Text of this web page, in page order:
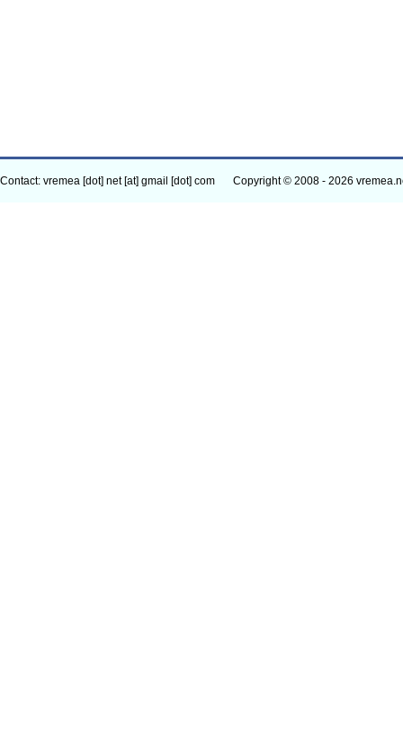
Contact: vremea [dot] net [at] gmail [dot] com Copyright © 2008 - 2026